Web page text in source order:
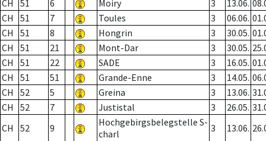
CH 51 6 Moiry 3 13.06.
CH
51 7 Toules 3 06.06.
CH
51 8 Hongrin 3 30.05.
CH
51 21 Mont-Dar 3 30.05.
CH
51 22 SADE 3 16.05.
CH
51 51 Grande-Enne 3 14.05.
CH
52 5 Greina 3 13.06.
CH
52 7 Justistal 3 26.05.
CH
52 9
Hochgebirgsbelegstelle S-
charl
3 13.06.